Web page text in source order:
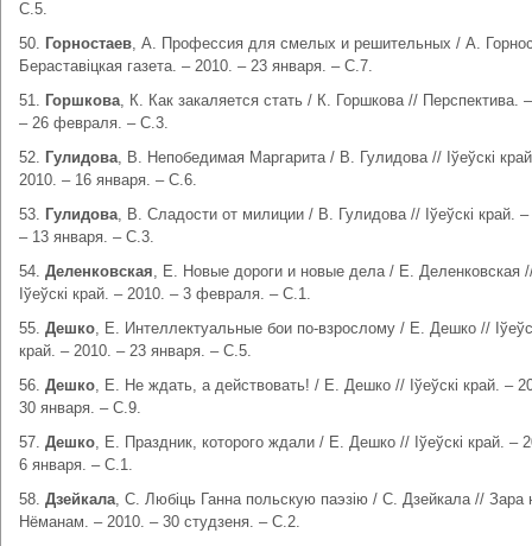
С.5.
50. Горностаев, А. Профессия для смелых и решительных / А.
Бераставіцкая газета. – 2010. – 23 января. – С.7.
51. Горшкова, К. Как закаляется стать / К. Горшкова // Перспектива.
– 26 февраля. – С.3.
52. Гулидова, В. Непобедимая Маргарита / В. Гулидова // Іўеўскі
2010. – 16 января. – С.6.
53. Гулидова, В. Сладости от милиции / В. Гулидова // Іўеўскі край. –
– 13 января. – С.3.
54. Деленковская, Е. Новые дороги и новые дела / Е. Деленковская
Іўеўскі край. – 2010. – 3 февраля. – С.1.
55. Дешко, Е. Интеллектуальные бои по-взрослому / Е. Дешко //
край. – 2010. – 23 января. – С.5.
56. Дешко, Е. Не ждать, а действовать! / Е. Дешко // Іўеўскі край. –
30 января. – С.9.
57. Дешко, Е. Праздник, которого ждали / Е. Дешко // Іўеўскі край. –
6 января. – С.1.
58. Дзейкала, С. Любіць Ганна польскую паэзію / С. Дзейкала // Зара
Нёманам. – 2010. – 30 студзеня. – С.2.